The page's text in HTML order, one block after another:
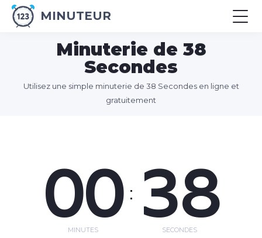
MINUTEUR
Minuterie de 38
Secondes
Utilisez une simple minuterie de 38 Secondes en ligne et
gratuitement
00
MINUTES
: 38
SECONDES